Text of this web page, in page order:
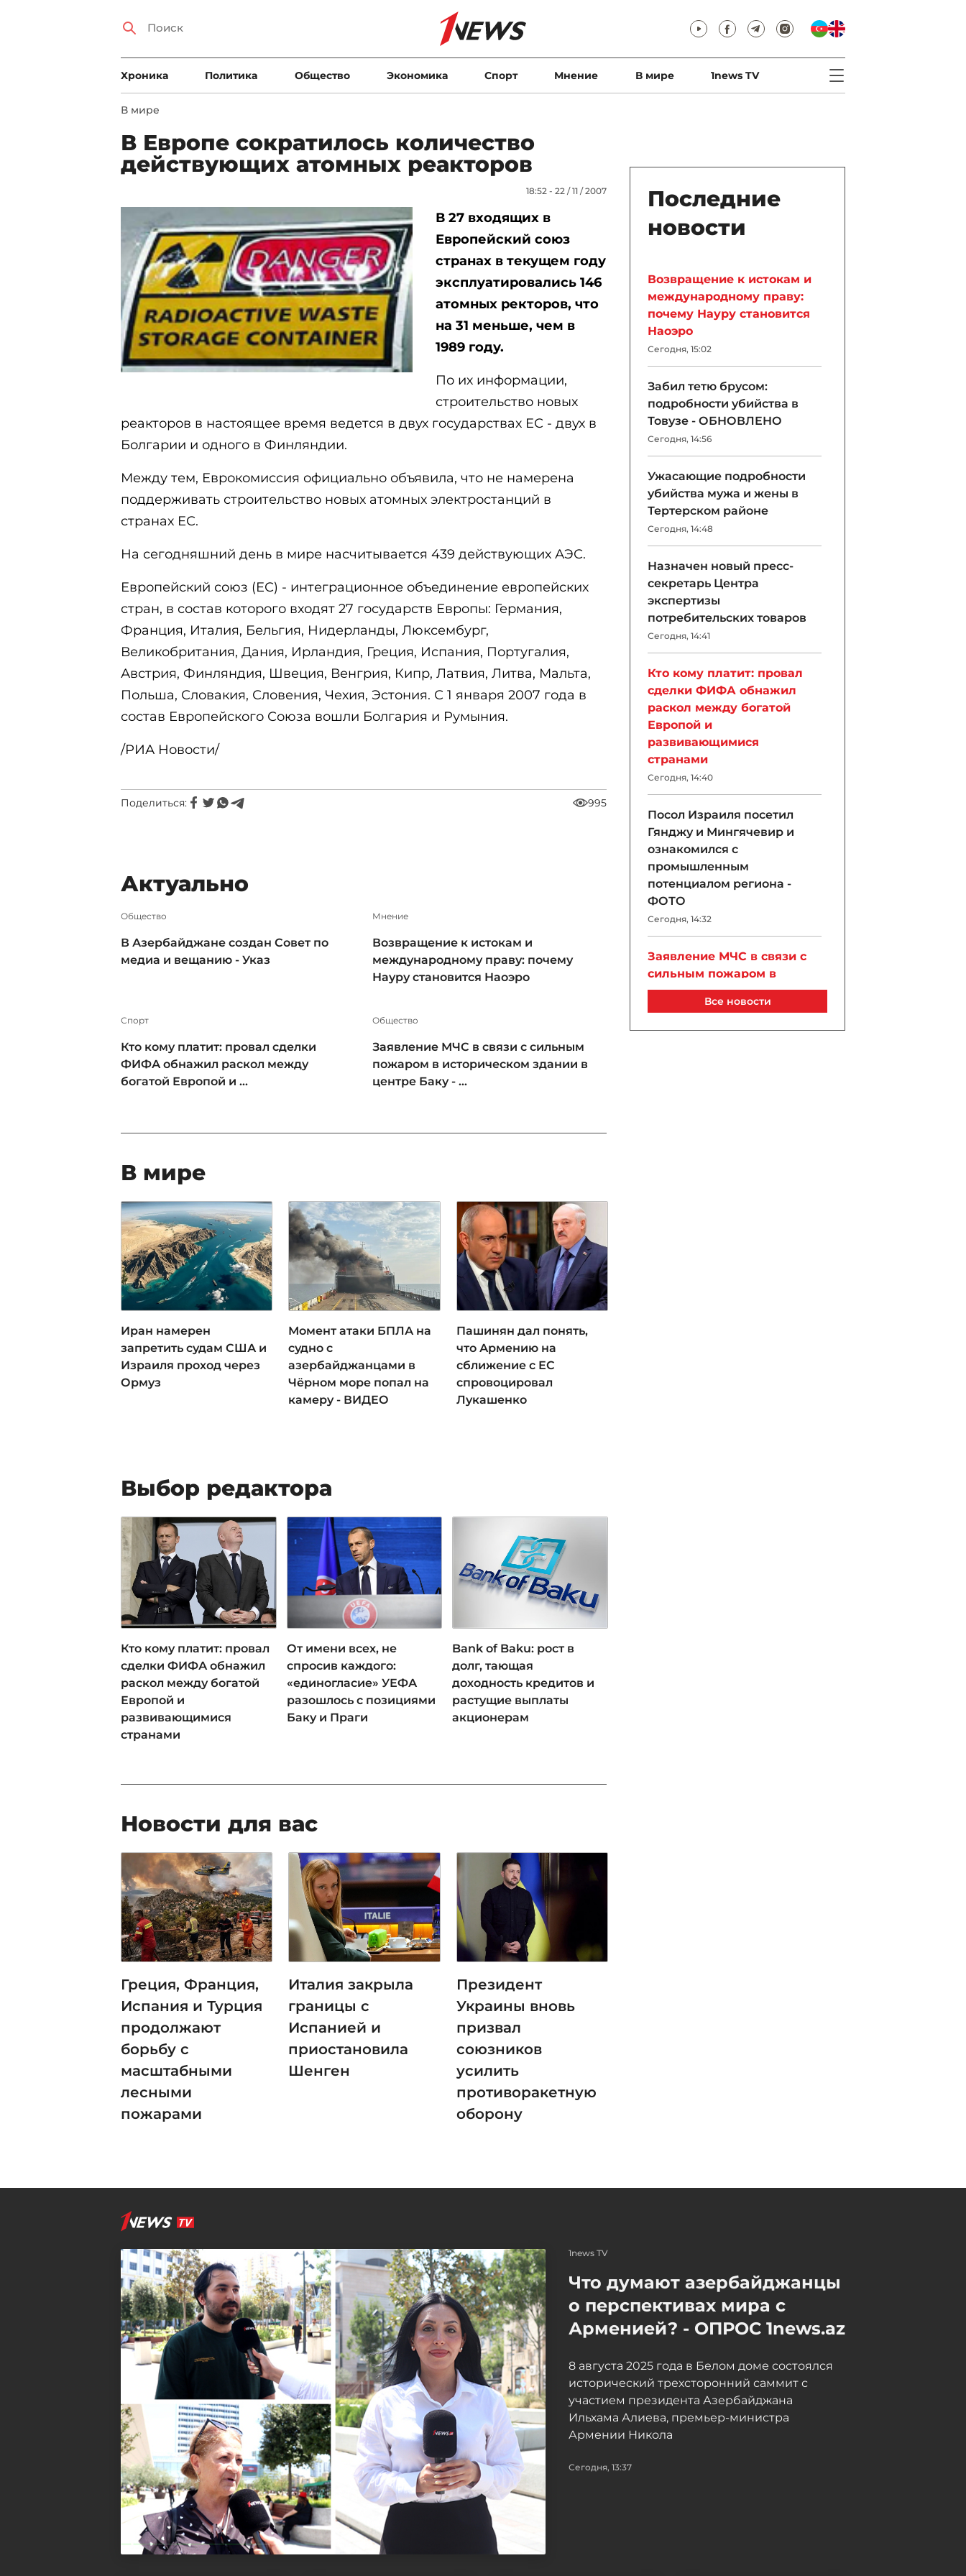
Xроника Политика Общество Экономика Спорт Мнение В мире 1news TV
В мире
В Европе сократилось количество
действующих атомных реакторов
18:52 - 22 / 11 / 2007
В 27 входящих в
Европейский союз
странах в текущем году
эксплуатировались 146
атомных ректоров, что
на 31 меньше, чем в
1989 году.
По их информации,
строительство новых
реакторов в настоящее время ведется в двух государствах ЕС - двух в
Болгарии и одного в Финляндии.
Между тем, Еврокомиссия официально объявила, что не намерена
поддерживать строительство новых атомных электростанций в
странах ЕС.
На сегодняшний день в мире насчитывается 439 действующих АЭС.
Европейский союз (ЕС) - интеграционное объединение европейских
стран, в состав которого входят 27 государств Европы: Германия,
Франция, Италия, Бельгия, Нидерланды, Люксембург,
Великобритания, Дания, Ирландия, Греция, Испания, Португалия,
Австрия, Финляндия, Швеция, Венгрия, Кипр, Латвия, Литва, Мальта,
Польша, Словакия, Словения, Чехия, Эстония. С 1 января 2007 года в
состав Европейского Союза вошли Болгария и Румыния.
/РИА Новости/
Поделиться: 995
Актуально
Общество
В Азербайджане создан Совет по
медиа и вещанию - Указ
Мнение
Возвращение к истокам и
международному праву: почему
Науру становится Наоэро
Спорт
Кто кому платит: провал сделки
ФИФА обнажил раскол между
богатой Европой и ...
Общество
Заявление МЧС в связи с сильным
пожаром в историческом здании в
центре Баку - ...
В мире
Иран намерен
запретить судам США и
Израиля проход через
Ормуз
Момент атаки БПЛА на
судно с
азербайджанцами в
Чёрном море попал на
камеру - ВИДЕО
Пашинян дал понять,
что Армению на
сближение с ЕС
спровоцировал
Лукашенко
Выбор редактора
Кто кому платит: провал
сделки ФИФА обнажил
раскол между богатой
Европой и
развивающимися
странами
От имени всех, не
спросив каждого:
«единогласие» УЕФА
разошлось с позициями
Баку и Праги
Bank of Baku: рост в
долг, тающая
доходность кредитов и
растущие выплаты
акционерам
Новости для вас
Греция, Франция,
Испания и Турция
продолжают
борьбу с
масштабными
лесными
пожарами
Италия закрыла
границы с
Испанией и
приостановила
Шенген
Президент
Украины вновь
призвал
союзников
усилить
противоракетную
оборону
Последние
новости
Возвращение к истокам и
международному праву:
почему Науру становится
Наоэро
Сегодня, 15:02
Забил тетю брусом:
подробности убийства в
Товузе - ОБНОВЛЕНО
Сегодня, 14:56
Ужасающие подробности
убийства мужа и жены в
Тертерском районе
Сегодня, 14:48
Назначен новый пресс-
секретарь Центра
экспертизы
потребительских товаров
Сегодня, 14:41
Кто кому платит: провал
сделки ФИФА обнажил
раскол между богатой
Европой и
развивающимися
странами
Сегодня, 14:40
Посол Израиля посетил
Гянджу и Мингячевир и
ознакомился с
промышленным
потенциалом региона -
ФОТО
Сегодня, 14:32
Заявление МЧС в связи с
сильным пожаром в
историческом здании в
центре Баку - ВИДЕО -
назначена на высокую
Пашинян дал понять, что
Армению на сближение с
ЕС спровоцировал
Лукашенко
Все новости
1news TV
Что думают азербайджанцы
о перспективах мира с
Арменией? - ОПРОС 1news.az
8 августа 2025 года в Белом доме состоялся
исторический трехсторонний саммит с
участием президента Азербайджана
Ильхама Алиева, премьер-министра
Армении Никола
Сегодня, 13:37